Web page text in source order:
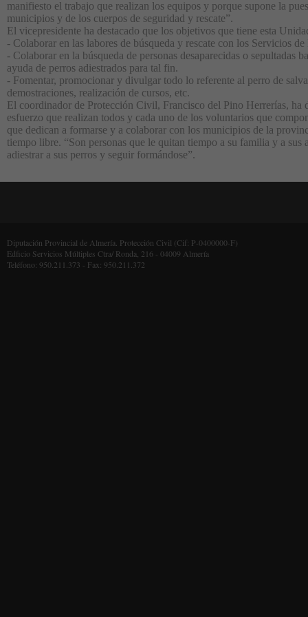
manifiesto el trabajo que realizan los equipos y porque supone la
municipios y de los cuerpos de seguridad y rescate”.
El vicepresidente ha destacado que los objetivos que tiene esta
- Colaborar en las labores de búsqueda y rescate con los Servicios
- Colaborar en la búsqueda de personas desaparecidas o sepultadas
ayuda de perros adiestrados para tal fin.
- Fomentar, promocionar y divulgar todo lo referente al perro de
demostraciones, realización de cursos, etc.
El coordinador de Protección Civil, Francisco del Pino Herrerías, ha
esfuerzo que realizan todos y cada uno de los voluntarios que
que dedican a formarse y a colaborar con los municipios de la
tiempo libre. “Son personas que le quitan tiempo a su familia y a sus
adiestrar a sus perros y seguir formándose”.
Diputación Provincial de Almería. Protección Civil (Cif: P-0400000-F)
Edficio Servicios Múltiples Ctra/ Ronda, 216 - 04009 Almería
Teléfono: 950.211.373 - Fax: 950.211.372